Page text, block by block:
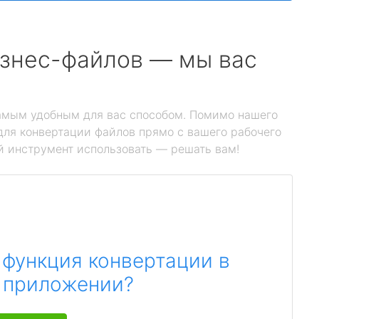
файлов — мы вас
удобным для вас способом. Помимо нашего
конвертации файлов прямо с вашего рабочего
инструмент использовать — решать вам!
конвертации в